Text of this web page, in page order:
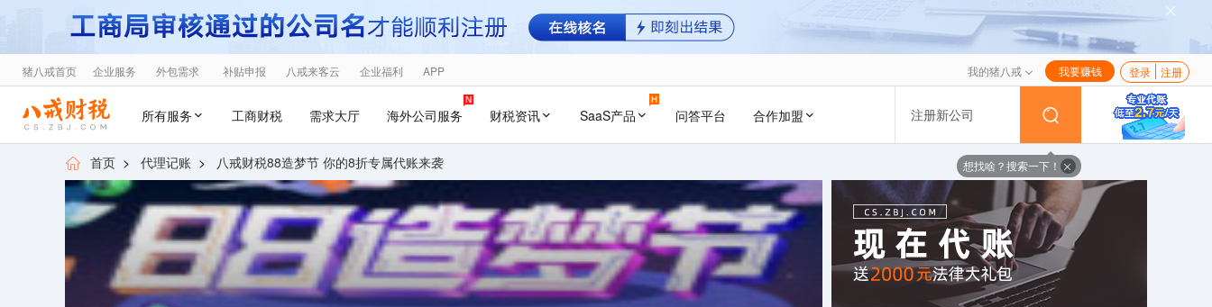
猪八戒首页 企业服务 外包需求 补贴申报 八戒来客云 企业福利 APP 我的猪八戒 我要赚钱 登录 注册
所有服务 工商财税 需求大厅 海外公司服务 财税资讯 SaaS产品 问答平台 合作加盟 注册新公司
想找啥？搜索一下！
首页 > 代理记账 > 八戒财税88造梦节 你的8折专属代账来袭